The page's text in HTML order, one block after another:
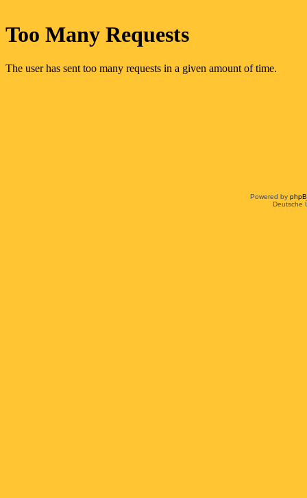
Powered by
Deutsche